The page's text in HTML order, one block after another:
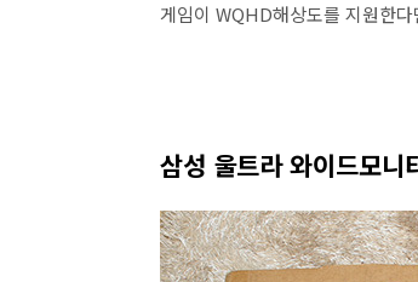
게임이 WQHD해상도를 지원한
삼성 울트라 와이드모